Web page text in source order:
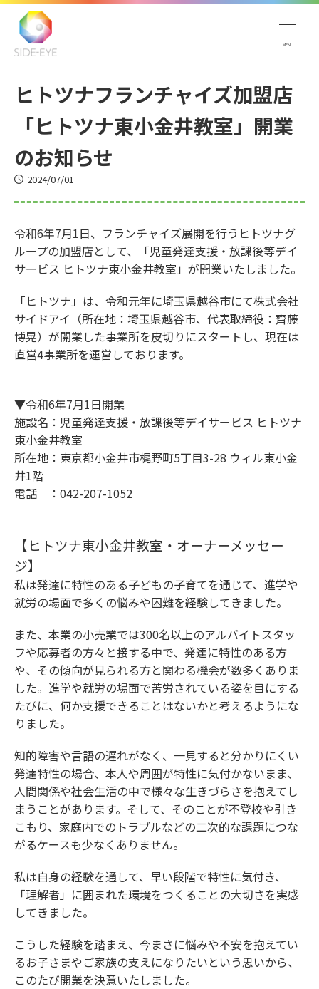
ヒトツナフランチャイズ加盟店
「ヒトツナ東小金井教室」開業
のお知らせ
2024/07/01
令和6年7月1日、フランチャイズ展開を行うヒトツナグ
ループの加盟店として、「児童発達支援・放課後等デイ
サービス ヒトツナ東小金井教室」が開業いたしました。
「ヒトツナ」は、令和元年に埼玉県越谷市にて株式会社
サイドアイ（所在地：埼玉県越谷市、代表取締役：齊藤
博晃）が開業した事業所を皮切りにスタートし、現在は
直営4事業所を運営しております。
▼令和6年7月1日開業
施設名：児童発達支援・放課後等デイサービス ヒトツナ
東小金井教室
所在地： 東京都小金井市梶野町5丁目3-28 ウィル東小金
井1階
電話 ：042-207-1052
【ヒトツナ東小金井教室・オーナーメッセー
ジ】
私は発達に特性のある子どもの子育てを通じて、進学や
就労の場面で多くの悩みや困難を経験してきました。
また、本業の小売業では300名以上のアルバイトスタッ
フや応募者の方々と接する中で、発達に特性のある方
や、その傾向が見られる方と関わる機会が数多くありま
した。進学や就労の場面で苦労されている姿を目にする
たびに、何か支援できることはないかと考えるようにな
りました。
知的障害や言語の遅れがなく、一見すると分かりにくい
発達特性の場合、本人や周囲が特性に気付かないまま、
人間関係や社会生活の中で様々な生きづらさを抱えてし
まうことがあります。そして、そのことが不登校や引き
こもり、家庭内でのトラブルなどの二次的な課題につな
がるケースも少なくありません。
私は自身の経験を通して、早い段階で特性に気付き、
「理解者」に囲まれた環境をつくることの大切さを実感
してきました。
こうした経験を踏まえ、今まさに悩みや不安を抱えてい
るお子さまやご家族の支えになりたいという思いから、
このたび開業を決意いたしました。